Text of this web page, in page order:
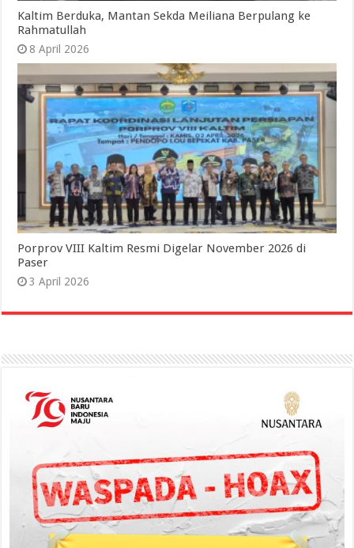
Kaltim Berduka, Mantan Sekda Meiliana Berpulang ke
Rahmatullah
8 April 2026
Porprov VIII Kaltim Resmi Digelar November 2026 di
Paser
3 April 2026